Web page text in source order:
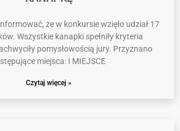
że w konkursie wzięło udział 17
Wszystkie kanapki spełniły kryteria
pomysłowością jury. Przyznano
miejsca: I MIEJSCE
Czytaj więcej »